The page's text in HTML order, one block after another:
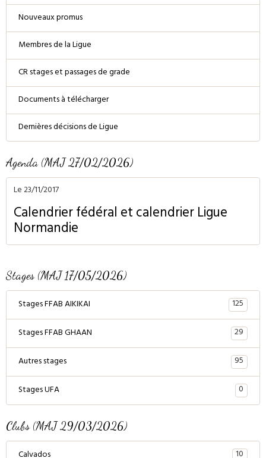
Nouveaux promus
Membres de la Ligue
CR stages et passages de grade
Documents à télécharger
Dernières décisions de Ligue
Agenda (MAJ 27/02/2026)
Le 23/11/2017
Calendrier fédéral et calendrier Ligue
Normandie
Stages (MAJ 17/05/2026)
Stages FFAB AIKIKAI
125
Stages FFAB GHAAN
29
Autres stages
95
Stages UFA
0
Clubs (MAJ 29/03/2026)